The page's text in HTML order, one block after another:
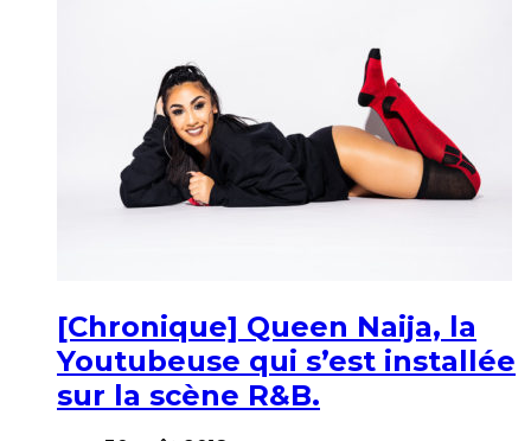
[Chronique] Queen Naija, la
Youtubeuse qui s’est installée
sur la scène R&B.